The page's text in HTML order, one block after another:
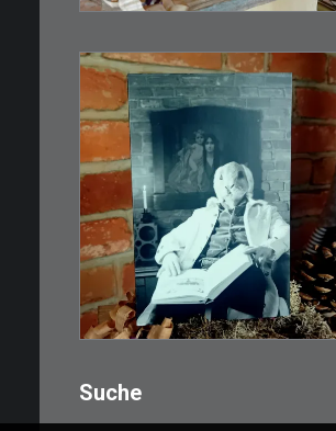
3,00
Limitierte Auflage. Original:
Abzug von 35mm…
Suche